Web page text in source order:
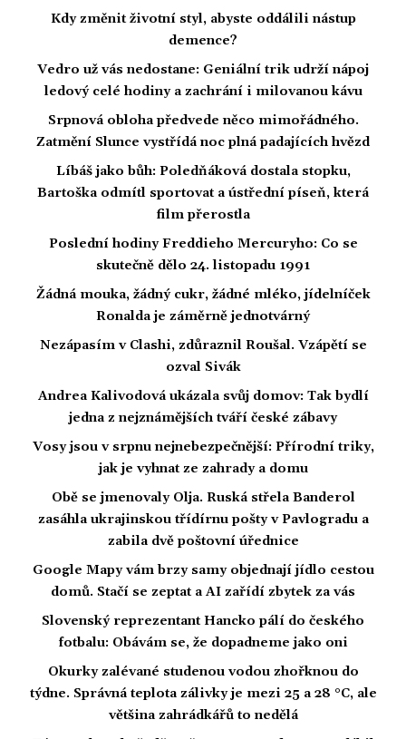
Kdy změnit životní styl, abyste oddálili nástup
demence?
Vedro už vás nedostane: Geniální trik udrží nápoj
ledový celé hodiny a zachrání i milovanou kávu
Srpnová obloha předvede něco mimořádného.
Zatmění Slunce vystřídá noc plná padajících hvězd
Líbáš jako bůh: Poledňáková dostala stopku,
Bartoška odmítl sportovat a ústřední píseň, která
film přerostla
Poslední hodiny Freddieho Mercuryho: Co se
skutečně dělo 24. listopadu 1991
Žádná mouka, žádný cukr, žádné mléko, jídelníček
Ronalda je záměrně jednotvárný
Nezápasím v Clashi, zdůraznil Roušal. Vzápětí se
ozval Sivák
Andrea Kalivodová ukázala svůj domov: Tak bydlí
jedna z nejznámějších tváří české zábavy
Vosy jsou v srpnu nejnebezpečnější: Přírodní triky,
jak je vyhnat ze zahrady a domu
Obě se jmenovaly Olja. Ruská střela Banderol
zasáhla ukrajinskou třídírnu pošty v Pavlogradu a
zabila dvě poštovní úřednice
Google Mapy vám brzy samy objednají jídlo cestou
domů. Stačí se zeptat a AI zařídí zbytek za vás
Slovenský reprezentant Hancko pálí do českého
fotbalu: Obávám se, že dopadneme jako oni
Okurky zalévané studenou vodou zhořknou do
týdne. Správná teplota zálivky je mezi 25 a 28 °C, ale
většina zahrádkářů to nedělá